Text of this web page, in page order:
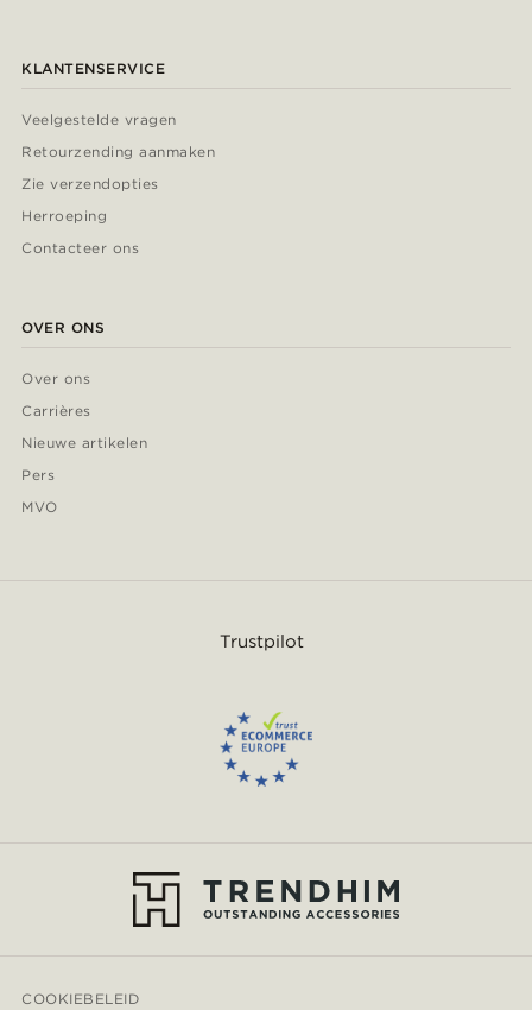
KLANTENSERVICE
Veelgestelde vragen
Retourzending aanmaken
Zie verzendopties
Herroeping
Contacteer ons
OVER ONS
Over ons
Carrières
Nieuwe artikelen
Pers
MVO
Trustpilot
COOKIEBELEID